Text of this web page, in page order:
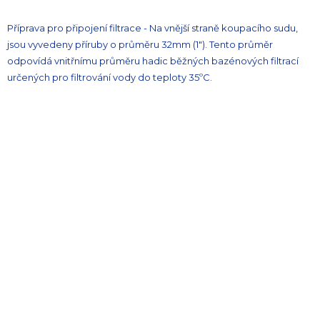
Příprava pro připojení filtrace - Na vnější straně koupacího sudu,
jsou vyvedeny příruby o průměru 32mm (1"). Tento průměr
odpovídá vnitřnímu průměru hadic běžných bazénových filtrací
určených pro filtrování vody do teploty 35ºC.